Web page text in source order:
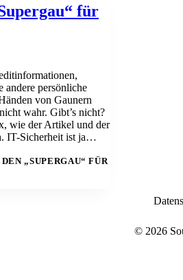
für
andere persönliche
von Gaunern
wahr. Gibt’s nicht?
wie der Artikel und der
IT-Sicherheit ist ja…
„SUPERGAU“ FÜR
© 2026